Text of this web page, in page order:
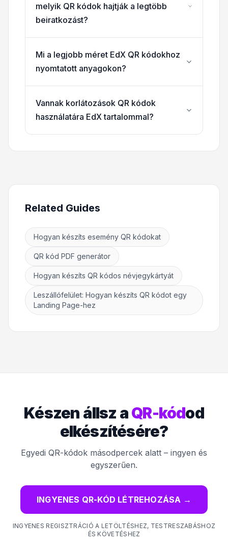
melyik QR kódok hajtják a legtöbb
beiratkozást?
Mi a legjobb méret EdX QR kódokhoz
nyomtatott anyagokon?
Vannak korlátozások QR kódok
használatára EdX tartalommal?
Related Guides
Hogyan készíts esemény QR kódokat
QR kód PDF generátor
Hogyan készíts QR kódos névjegykártyát
Leszállófelület: Hogyan készíts QR kódot egy
Landing Page-hez
Készen állsz aQR-kódod
elkészítésére?
Egyedi QR-kódok másodpercek alatt – ingyen és
egyszerűen.
INGYENES QR-KÓD LÉTREHOZÁSA →
INGYENES REGISZTRÁCIÓ A LETÖLTÉSHEZ, TESTRESZABÁSHOZ
ÉS KÖVETÉSHEZ